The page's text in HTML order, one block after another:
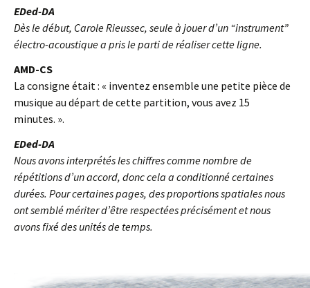
EDed-DA
Dès le début, Carole Rieussec, seule à jouer d’un “instrument”
électro-acoustique a pris le parti de réaliser cette ligne.
AMD-CS
La consigne était : « inventez ensemble une petite pièce de
musique au départ de cette partition, vous avez 15
minutes. ».
EDed-DA
Nous avons interprétés les chiffres comme nombre de
répétitions d’un accord, donc cela a conditionné certaines
durées. Pour certaines pages, des proportions spatiales nous
ont semblé mériter d’être respectées précisément et nous
avons fixé des unités de temps.